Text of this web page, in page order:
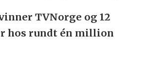
TVNorge og 12
hos rundt én million